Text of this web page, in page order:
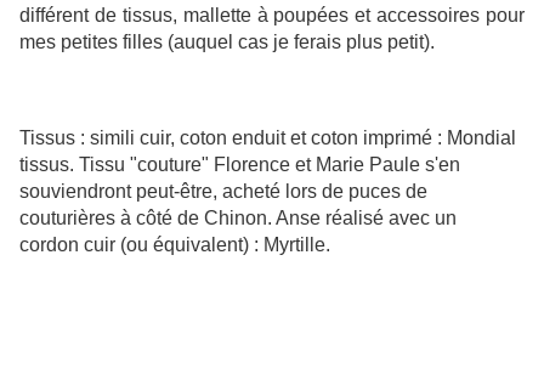
différent de tissus, mallette à poupées et accessoires pour
mes petites filles (auquel cas je ferais plus petit).
Tissus : simili cuir, coton enduit et coton imprimé : Mondial
tissus. Tissu "couture" Florence et Marie Paule s'en
souviendront peut-être, acheté lors de puces de
couturières à côté de Chinon. Anse réalisé avec un
cordon cuir (ou équivalent) : Myrtille.